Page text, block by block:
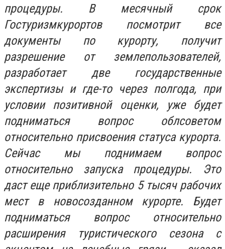
процедуры. В месячный срок
Гостуризмкурортов посмотрит все
документы по курорту, получит
разрешение от землепользователей,
разработает две государственные
экспертизы и где-то через полгода, при
условии позитивной оценки, уже будет
подниматься вопрос облсоветом
относительно присвоения статуса курорта.
Сейчас мы поднимаем вопрос
относительно запуска процедуры. Это
даст еще приблизительно 5 тысяч рабочих
мест в новосозданном курорте. Будет
подниматься вопрос относительно
расширения туристического сезона с